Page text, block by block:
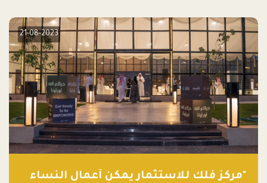
أساسه ذلك العمل.
21-08-2023
"مركز فلك للاستثمار يمكّن أعمال النساء